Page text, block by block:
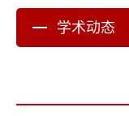
学术动态